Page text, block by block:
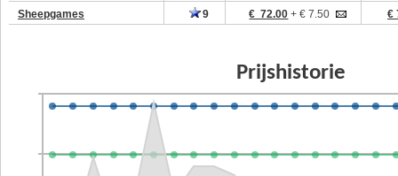
Sheepgames
9 € 72.00 + € 7.50 €